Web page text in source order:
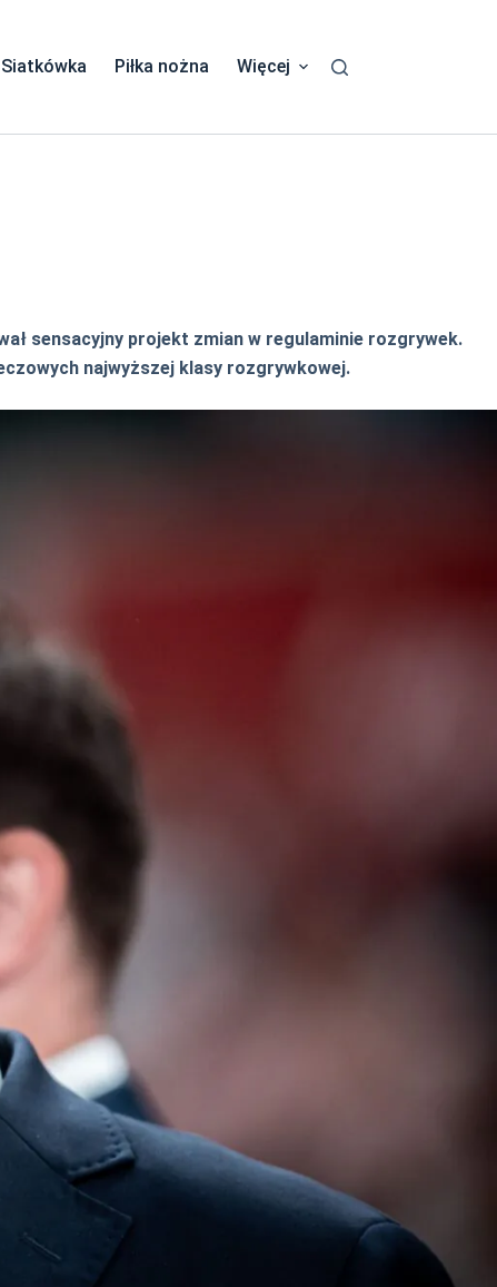
Siatkówka Piłka nożna Więcej
sensacyjny projekt zmian w regulaminie rozgrywek.
najwyższej klasy rozgrywkowej.